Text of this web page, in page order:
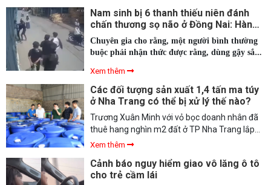
này.
Nam sinh bị 6 thanh thiếu niên đánh
chấn thương sọ não ở Đồng Nai: Hành
vi côn đồ, có dấu hiệu của tội giết
người
Chuyên gia cho rằng, một người bình thường
buộc phải nhận thức được rằng, dùng gậy sắt
nhân, thì hoàn toàn có thể tước đoạt tính
mạng nạn nhân.
Xem thêm
Các đối tượng sản xuất 1,4 tấn ma túy
ở Nha Trang có thể bị xử lý thế nào?
Trương Xuân Minh với vỏ bọc doanh nhân đã
thuê hang nghìn m2 đất ở TP Nha Trang lắp
đặt dây chuyền sản xuất ma túy, cho ra 1,4
Xem thêm
Cảnh báo nguy hiểm giao vô lăng ô tô
cho trẻ cầm lái